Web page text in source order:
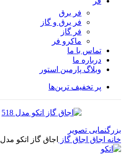
فر برق
فر برق و گاز
فر گاز
ماكرو فر
تماس با ما
درباره ما
وبلاگ پارمین استور
پر تخفیف ترین‌ها
بزرگنمایی تصویر
خانه اجاق اجاق گاز اجاق گاز اتکو مدل 518